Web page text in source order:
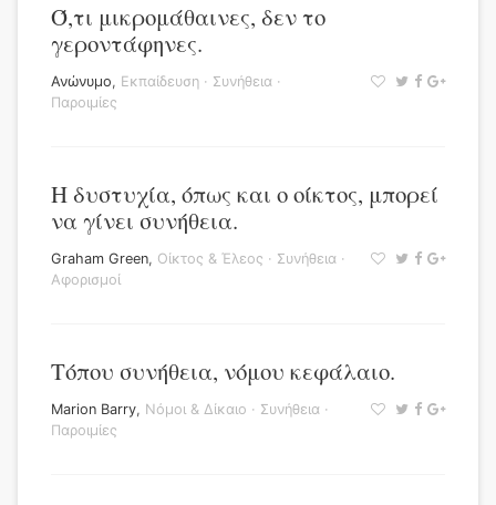
Ό,τι μικρομάθαινες, δεν το
γεροντάφηνες.
Ανώνυμο, Εκπαίδευση · Συνήθεια ·
Παροιμίες
Η δυστυχία, όπως και ο οίκτος, μπορεί
να γίνει συνήθεια.
Graham Green, Οίκτος & Έλεος · Συνήθεια ·
Αφορισμοί
Τόπου συνήθεια, νόμου κεφάλαιο.
Marion Barry, Νόμοι & Δίκαιο · Συνήθεια ·
Παροιμίες